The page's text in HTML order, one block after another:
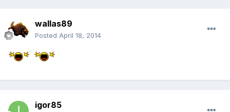
wallas89
Posted April 18, 2014
igor85